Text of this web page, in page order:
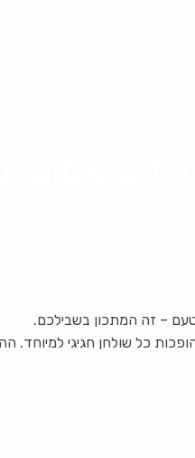
– זה המתכון בשבילכם.
הופכות כל שולחן חגיגי